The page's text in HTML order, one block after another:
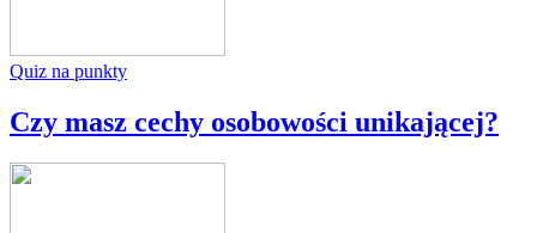
Quiz na punkty
Czy masz cechy osobowości unikającej?